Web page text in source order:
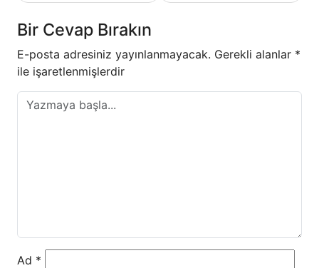
Bir Cevap Bırakın
E-posta adresiniz yayınlanmayacak. Gerekli alanlar *
ile işaretlenmişlerdir
Ad *